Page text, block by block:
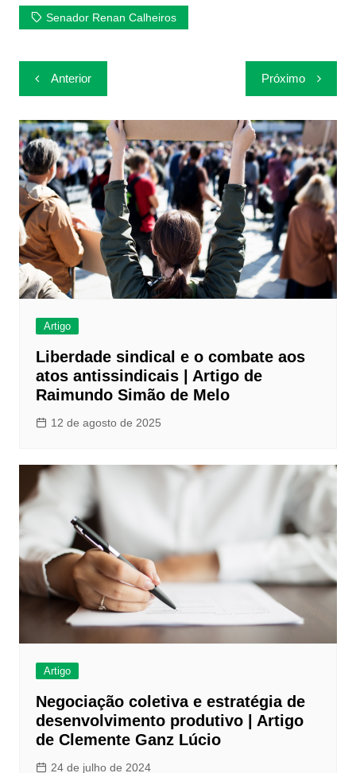
Senador Renan Calheiros
Navegação
de
Post
Anterior Próximo
Artigo
Liberdade sindical e o combate aos
atos antissindicais | Artigo de
Raimundo Simão de Melo
12 de agosto de 2025
Artigo
Negociação coletiva e estratégia de
desenvolvimento produtivo | Artigo
de Clemente Ganz Lúcio
24 de julho de 2024